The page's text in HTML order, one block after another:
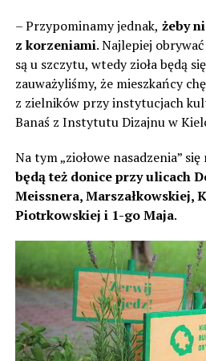
– Przypominamy jednak, żeby
z korzeniami. Najlepiej
są u szczytu, wtedy zioła będą
zauważyliśmy, że mieszkańcy
z zielników przy instytucjach
Banaś z Instytutu Dizajnu w
Na tym „ziołowe nasadzenia”
będą też donice przy ulicach
Meissnera, Marszałkowskiej,
Piotrkowskiej i 1-go Maja.